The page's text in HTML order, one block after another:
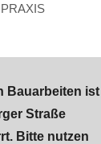
Bauarbeiten ist
Straße
Bitte nutzen